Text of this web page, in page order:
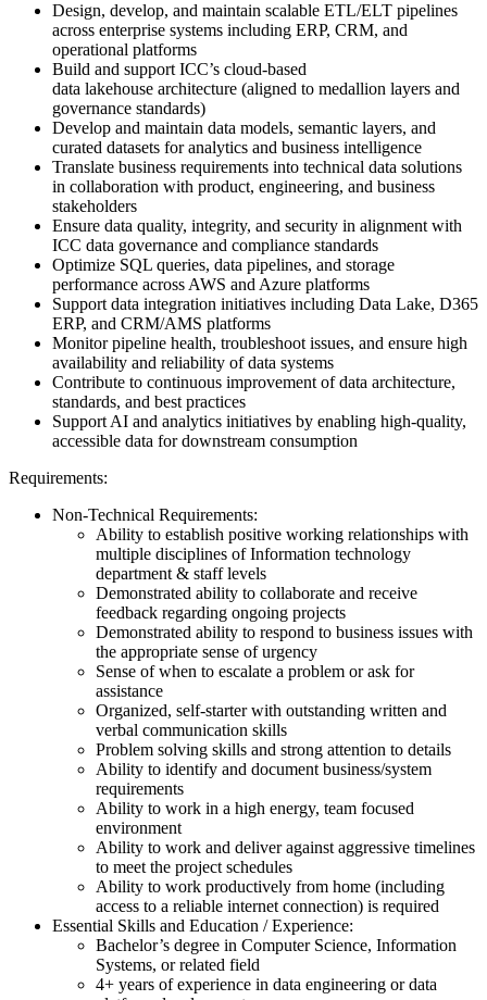
Design, develop, and maintain scalable ETL/ELT pipelines
across enterprise systems including ERP, CRM, and
operational platforms
Build and support ICC’s cloud-based
data lakehouse architecture (aligned to medallion layers and
governance standards)
Develop and maintain data models, semantic layers, and
curated datasets for analytics and business intelligence
Translate business requirements into technical data solutions
in collaboration with product, engineering, and business
stakeholders
Ensure data quality, integrity, and security in alignment with
ICC data governance and compliance standards
Optimize SQL queries, data pipelines, and storage
performance across AWS and Azure platforms
Support data integration initiatives including Data Lake, D365
ERP, and CRM/AMS platforms
Monitor pipeline health, troubleshoot issues, and ensure high
availability and reliability of data systems
Contribute to continuous improvement of data architecture,
standards, and best practices
Support AI and analytics initiatives by enabling high-quality,
accessible data for downstream consumption
Requirements:
Non-Technical Requirements:
Ability to establish positive working relationships with
multiple disciplines of Information technology
department & staff levels
Demonstrated ability to collaborate and receive
feedback regarding ongoing projects
Demonstrated ability to respond to business issues with
the appropriate sense of urgency
Sense of when to escalate a problem or ask for
assistance
Organized, self-starter with outstanding written and
verbal communication skills
Problem solving skills and strong attention to details
Ability to identify and document business/system
requirements
Ability to work in a high energy, team focused
environment
Ability to work and deliver against aggressive timelines
to meet the project schedules
Ability to work productively from home (including
access to a reliable internet connection) is required
Essential Skills and Education / Experience:
Bachelor’s degree in Computer Science, Information
Systems, or related field
4+ years of experience in data engineering or data